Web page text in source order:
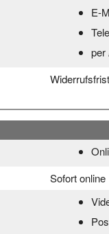
E-
per
Sofort online